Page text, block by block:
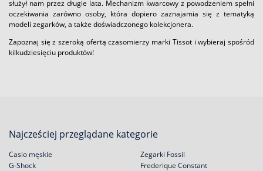
służył nam przez długie lata. Mechanizm kwarcowy z powodzeniem spełni
oczekiwania zarówno osoby, która dopiero zaznajamia się z tematyką
modeli zegarków, a także doświadczonego kolekcjonera.
Zapoznaj się z szeroką ofertą czasomierzy marki Tissot i wybieraj spośród
kilkudziesięciu produktów!
Najcześciej przeglądane kategorie
Casio męskie
G-Shock
Zegarki Fossil
Frederique Constant